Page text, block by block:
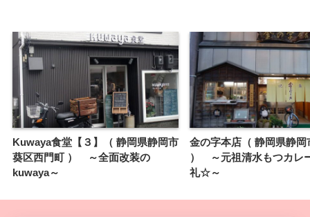
Kuwaya食堂【３】（ 静岡県静岡市
葵区西門町 ） ～全面改装の
kuwaya～
金の字本店（ 静岡県静岡
） ～元祖清水もつカレ
礼☆～